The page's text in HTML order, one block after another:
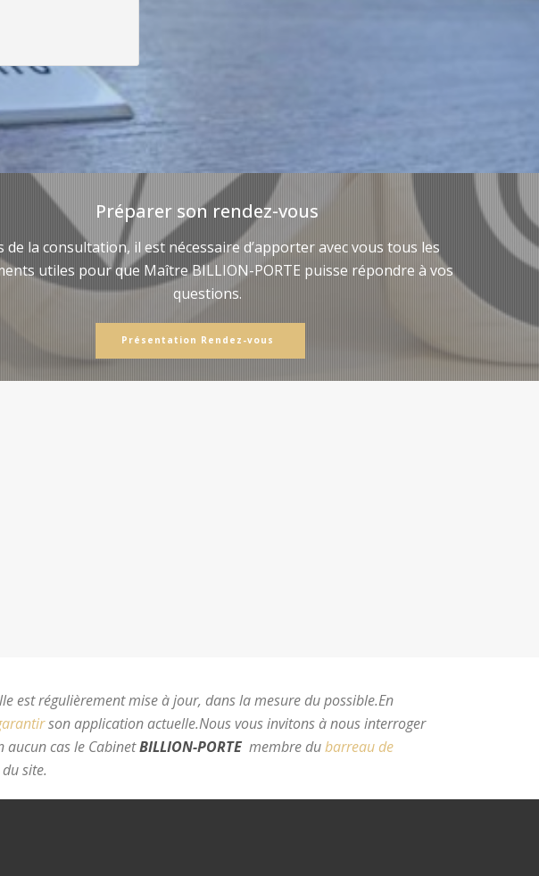
Préparer son rendez-vous
de la consultation, il est nécessaire d’apporter avec vous tous les
utiles pour que Maître BILLION-PORTE puisse répondre à vos
questions.
Présentation Rendez-vous
est régulièrement mise à jour, dans la mesure du possible.En
son application actuelle.Nous vous invitons à nous interroger
aucun cas le CabinetBILLION-PORTE membre dubarreau de
site.